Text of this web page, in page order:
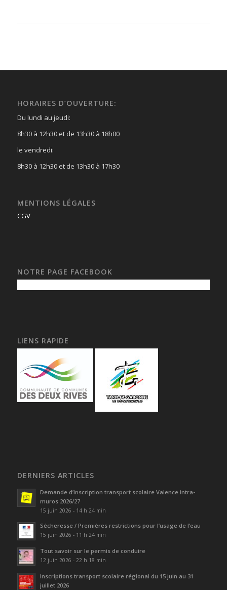
HORAIRES D’OUVERTURE:
Du lundi au jeudi:
8h30 à 12h30 et de 13h30 à 18h00
le vendredi:
8h30 à 12h30 et de 13h30 à 17h30
MENTIONS LÉGALES
CGV
NOTRE PAGE FACEBOOK
LIENS RAPIDE
DERNIERS ARTICLES
Demande d’inscription transport scolaire Valence intra-
muros 2026/27
15 juin 2026 - 14 h 24 min
Sécheresse / Premières restrictions pour l’usage de l’eau
15 juin 2026 - 11 h 24 min
Tout savoir sur le permis de conduire
12 juin 2026 - 22 h 18 min
Inscriptions transport scolaire régional du 15 juin au 31
juillet 2026